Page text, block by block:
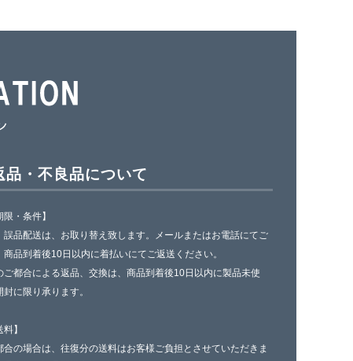
品・不良品について
限・条件】
誤品配送は、お取り替え致します。メールまたはお電話にてご
商品到着後10日以内に着払いにてご返送ください。
ご都合による返品、交換は、商品到着後10日以内に製品未使
封に限り承ります。
料】
合の場合は、往復分の送料はお客様ご負担とさせていただきま